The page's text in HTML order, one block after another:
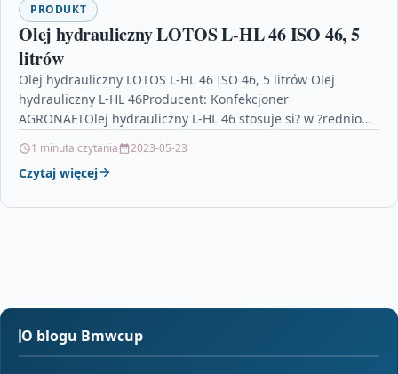
PRODUKT
Olej hydrauliczny LOTOS L-HL 46 ISO 46, 5
litrów
Olej hydrauliczny LOTOS L-HL 46 ISO 46, 5 litrów Olej
hydrauliczny L-HL 46Producent: Konfekcjoner
AGRONAFTOlej hydrauliczny L-HL 46 stosuje si? w ?rednio
1 minuta czytania 2023-05-23
Czytaj więcej
O blogu Bmwcup